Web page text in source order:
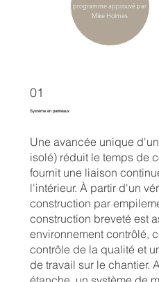
Système en panneaux
01
Une avancée unique
isolé) réduit le temps de
fournit une liaison
l'intérieur. À partir d'un
construction par
construction breveté est
environnement contrôlé,
contrôle de la qualité et
de travail sur le chantier.
programme approuvé par
Mike Holmes